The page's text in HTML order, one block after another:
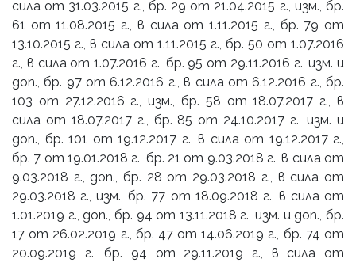
сила от 31.03.2015 г., бр. 29 от 21.04.2015 г., изм., бр.
61 от 11.08.2015 г., в сила от 1.11.2015 г., бр. 79 от
13.10.2015 г., в сила от 1.11.2015 г., бр. 50 от 1.07.2016
г., в сила от 1.07.2016 г., бр. 95 от 29.11.2016 г., изм. и
доп., бр. 97 от 6.12.2016 г., в сила от 6.12.2016 г., бр.
103 от 27.12.2016 г., изм., бр. 58 от 18.07.2017 г., в
сила от 18.07.2017 г., бр. 85 от 24.10.2017 г., изм. и
доп., бр. 101 от 19.12.2017 г., в сила от 19.12.2017 г.,
бр. 7 от 19.01.2018 г., бр. 21 от 9.03.2018 г., в сила от
9.03.2018 г., доп., бр. 28 от 29.03.2018 г., в сила от
29.03.2018 г., изм., бр. 77 от 18.09.2018 г., в сила от
1.01.2019 г., доп., бр. 94 от 13.11.2018 г., изм. и доп., бр.
17 от 26.02.2019 г., бр. 47 от 14.06.2019 г., бр. 74 от
20.09.2019 г., бр. 94 от 29.11.2019 г., в сила от